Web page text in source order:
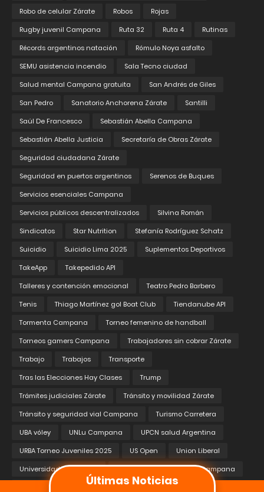
Últimas Noticias
Robo de celular Zárate
Robos
Rojas
Rugby juvenil Campana
Ruta 32 Ruta 4
Rutinas
Récords argentinos natación
Rómulo Noya asfalto
SEMU asistencia incendio
Sala Tecno ciudad
Salud mental Campana gratuita
San Andrés de Giles
San Pedro
Sanatorio Anchorena Zárate
Santilli
Saúl De Francesco
Sebastián Abella Campana
Sebastián Abella Justicia
Secretaría de Obras Zárate
Seguridad ciudadana Zárate
Seguridad en puertos argentinos
Serenos de Buques
Servicios esenciales Campana
Servicios públicos descentralizados
Silvina Román
Sindicatos
Star Nutrition
Stefanía Rodríguez Schatz
Suicidio
Suicidio Lima 2025
Suplementos Deportivos
TakeApp
Takepedido API
Talleres y contención emocional
Teatro Pedro Barbero
Tenis
Thiago Martínez gol Boat Club
Tiendanube API
Tormenta Campana
Torneo femenino de handball
Torneos gamers Campana
Trabajadores sin cobrar Zárate
Trabajo
Trabajos
Transporte
Tras las Elecciones Hay Clases
Trump
Trámites judiciales Zárate
Tránsito y movilidad Zárate
Tránsito y seguridad vial Campana
Turismo Carretera
UBA vóley
UNLu Campana
UPCN salud Argentina
URBA Torneo Juveniles 2025
US Open
Union Liberal
Universidades Públicas
Valores Republicanos de Campana
Verónica Magario
Victoria ajustada Boat Club